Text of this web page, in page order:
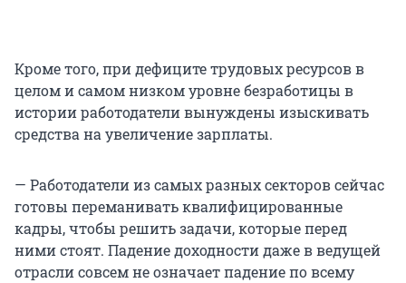
Кроме того, при дефиците трудовых ресурсов в
целом и самом низком уровне безработицы в
истории работодатели вынуждены изыскивать
средства на увеличение зарплаты.
— Работодатели из самых разных секторов сейчас
готовы переманивать квалифицированные
кадры, чтобы решить задачи, которые перед
ними стоят. Падение доходности даже в ведущей
отрасли совсем не означает падение по всему